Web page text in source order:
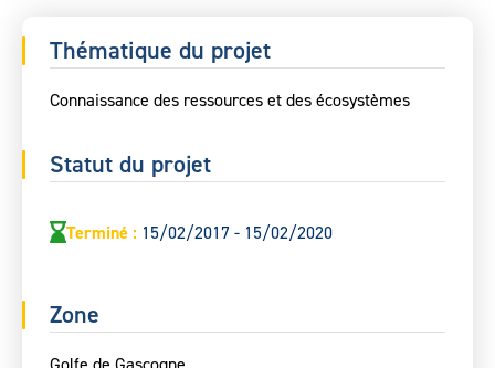
Thématique du projet
Connaissance des ressources et des écosystèmes
Statut du projet
Terminé : 15/02/2017 - 15/02/2020
Zone